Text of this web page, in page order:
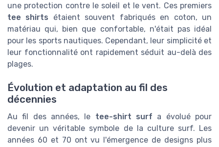
une protection contre le soleil et le vent. Ces premiers
tee shirts étaient souvent fabriqués en coton, un
matériau qui, bien que confortable, n'était pas idéal
pour les sports nautiques. Cependant, leur simplicité et
leur fonctionnalité ont rapidement séduit au-delà des
plages.
Évolution et adaptation au fil des
décennies
Au fil des années, le tee-shirt surf a évolué pour
devenir un véritable symbole de la culture surf. Les
années 60 et 70 ont vu l'émergence de designs plus